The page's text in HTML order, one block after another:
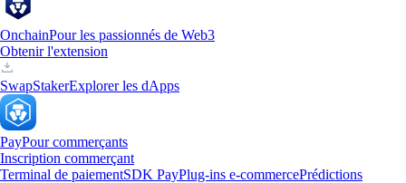
OnchainPour les passionnés de Web3
Obtenir l'extension
SwapStakerExplorer les dApps
PayPour commerçants
Inscription commerçant
Terminal de paiementSDK PayPlug-ins e-commercePrédictions